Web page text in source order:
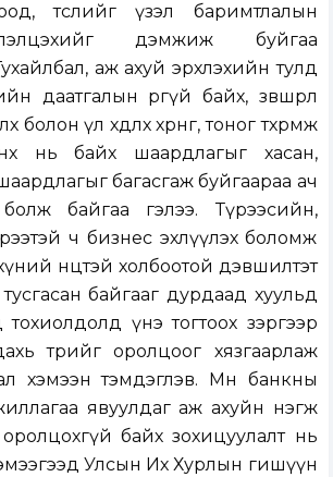
төслийг үзэл баримтлалын
дэмжиж буйгаа
аж ахуй эрхлэхийн тулд
даатгалын өргүй байх, зөвшөөрөл
болон үл хөдлөх хөрөнгө, тоног төхөөрөмж
нь байх шаардлагыг хасан,
багасгаж буйгаараа ач
болж байгаа гэлээ. Түрээсийн,
ч бизнес эхлүүлэх боломж
нөөцтэй холбоотой дэвшилтэт
байгааг дурдаад хуульд
тохиолдолд үнэ тогтоох зэргээр
төрийг оролцоог хязгаарлаж
хэмээн тэмдэглэв. Мөн банкны
явуулдаг аж ахуйн нэгж
байх зохицуулалт нь
Улсын Их Хурлын гишүүн